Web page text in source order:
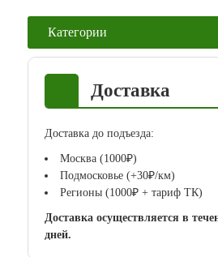
Категории
Доставка
Доставка до подъезда:
Москва (1000₽)
Подмосковье (+30₽/км)
Регионы (1000₽ + тариф ТК)
Доставка осуществляется в
дней.